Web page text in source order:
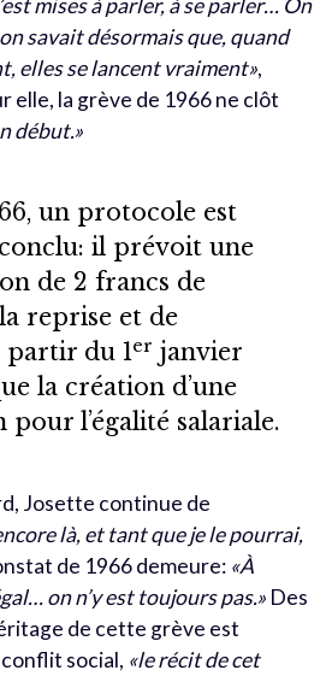
mises à parler, à se parler… On
savait désormais que, quand
elles se lancent vraiment»,
elle, la grève de 1966 ne clôt
début.»
un protocole est
il prévoit une
de 2 francs de
reprise et de
partir du 1er janvier
la création d’une
pour l’égalité salariale.
Josette continue de
là, et tant que je le pourrai,
de 1966 demeure: «À
on n’y est toujours pas.» Des
de cette grève est
social, «le récit de cet